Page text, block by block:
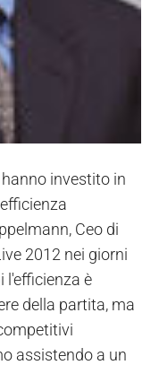
investito in
Ceo di
2012 nei giorni
l'efficienza è
della partita, ma
assistendo a un